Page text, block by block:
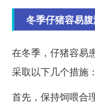
冬季仔猪容易
在冬季，仔猪容易
采取以下几个措施：
首先，保持饲喂合